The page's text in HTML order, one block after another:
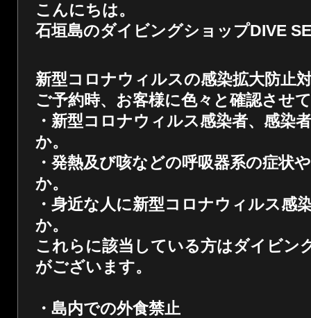
こんにちは。
石垣島のダイビングショップDIVE
新型コロナウィルスの感染拡大防止
ご予約時、お客様に色々と確認させ
・新型コロナウィルス感染者、感染
か。
・発熱及び咳などの呼吸器系の症状
か。
・身近な人に新型コロナウィルス感
か。
これらに該当している方はダイビン
がございます。
・島内での外食禁止